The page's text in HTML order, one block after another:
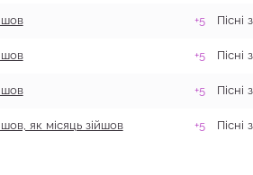
+5
+5
+5
як місяць зійшов +5